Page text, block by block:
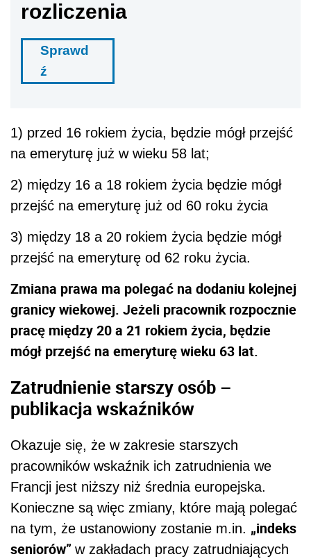
rozliczenia
Sprawd
ź
1) przed 16 rokiem życia, będzie mógł przejść
na emeryturę już w wieku 58 lat;
2) między 16 a 18 rokiem życia będzie mógł
przejść na emeryturę już od 60 roku życia
3) między 18 a 20 rokiem życia będzie mógł
przejść na emeryturę od 62 roku życia.
Zmiana prawa ma polegać na dodaniu kolejnej
granicy wiekowej. Jeżeli pracownik rozpocznie
pracę między 20 a 21 rokiem życia, będzie
mógł przejść na emeryturę wieku 63 lat.
Zatrudnienie starszy osób –
publikacja wskaźników
Okazuje się, że w zakresie starszych
pracowników wskaźnik ich zatrudnienia we
Francji jest niższy niż średnia europejska.
Konieczne są więc zmiany, które mają polegać
na tym, że ustanowiony zostanie m.in. „indeks
seniorów” w zakładach pracy zatrudniających